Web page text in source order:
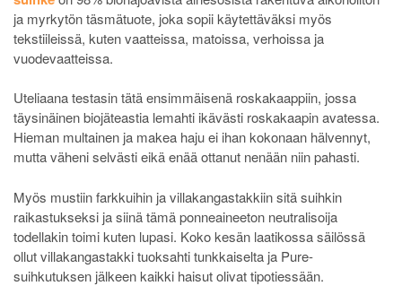
ja myrkytön täsmätuote, joka sopii käytettäväksi myös
tekstiileissä, kuten vaatteissa, matoissa, verhoissa ja
vuodevaatteissa.
Uteliaana testasin tätä ensimmäisenä roskakaappiin, jossa
täysinäinen biojäteastia lemahti ikävästi roskakaapin avatessa.
Hieman multainen ja makea haju ei ihan kokonaan hälvennyt,
mutta väheni selvästi eikä enää ottanut nenään niin pahasti.
Myös mustiin farkkuihin ja villakangastakkiin sitä suihkin
raikastukseksi ja siinä tämä ponneaineeton neutralisoija
todellakin toimi kuten lupasi. Koko kesän laatikossa säilössä
ollut villakangastakki tuoksahti tunkkaiselta ja Pure-
suihkutuksen jälkeen kaikki haisut olivat tipotiessään.